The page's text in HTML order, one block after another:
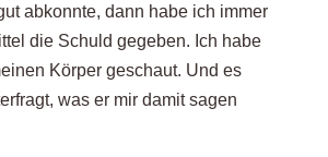
abkonnte, dann habe ich immer
die Schuld gegeben. Ich habe
Körper geschaut. Und es
was er mir damit sagen